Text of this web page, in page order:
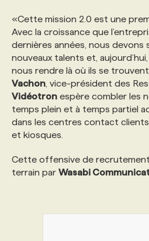
FAQ
ANNONCEZ AVEC NOUS
«Cette mission 2.0 est une
Avec la croissance que
dernières années, nous devons
nouveaux talents et,
nous rendre là où ils se
Vachon , vice-président des
Vidéotron espère combler les
temps plein et à temps partiel
dans les centres contact
et kiosques.
Cette offensive de
terrain par Wasabi